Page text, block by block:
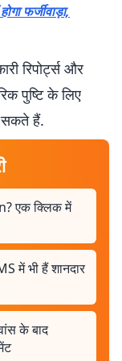
फर्जीवाड़ा,
रिपोर्ट्स और
पुष्टि के लिए
सकते हैं.
एक क्लिक में
में भी हैं शानदार
के बाद